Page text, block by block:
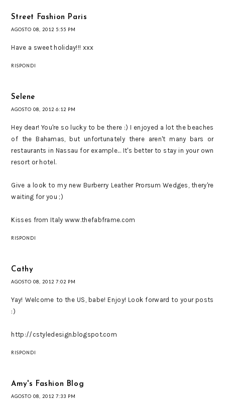
Street Fashion Paris
AGOSTO 08, 2012 5:55 PM
Have a sweet holiday!!! xxx
RISPONDI
Selene
AGOSTO 08, 2012 6:12 PM
Hey dear! You're so lucky to be there :) I enjoyed a lot the beaches
of the Bahamas, but unfortunately there aren't many bars or
restaurants in Nassau for example... It's better to stay in your own
resort or hotel.
Give a look to my new Burberry Leather Prorsum Wedges, thery're
waiting for you ;)
Kisses from Italy www.thefabframe.com
RISPONDI
Cathy
AGOSTO 08, 2012 7:02 PM
Yay! Welcome to the US, babe! Enjoy! Look forward to your posts
:)
http://cstyledesign.blogspot.com
RISPONDI
Amy's Fashion Blog
AGOSTO 08, 2012 7:33 PM